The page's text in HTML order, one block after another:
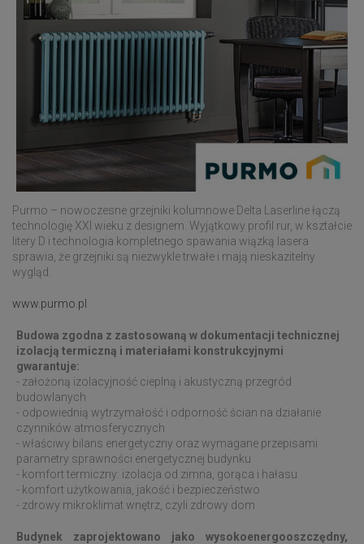
Purmo – nowoczesne grzejniki kolumnowe Delta Laserline łączą
technologię XXI wieku z designem. Wyjątkowy profil rur, w kształcie
litery D i technologia kompletnego spawania wiązką lasera
sprawia, że grzejniki są niezwykle trwałe i mają nieskazitelny
wygląd.
www.purmo.pl
Budowa zgodna z zastosowaną w dokumentacji technicznej
izolacją termiczną i materiałami konstrukcyjnymi
gwarantuje:
- założoną izolacyjność cieplną i akustyczną przegród
budowlanych
- odpowiednią wytrzymałość i odporność ścian na działanie
czynników atmosferycznych
- właściwy bilans energetyczny oraz wymagane przepisami
parametry sprawności energetycznej budynku
- komfort termiczny: izolacja od zimna, gorąca i hałasu
- komfort użytkowania, jakość i bezpieczeństwo
- zdrowy mikroklimat wnętrz, czyli zdrowy dom
Budynek zaprojektowano jako wysokoenergooszczędny,